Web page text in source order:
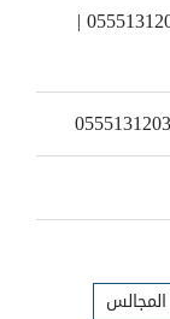
شركة جلي وتلميع رخام في الشارقة |0555131203 |